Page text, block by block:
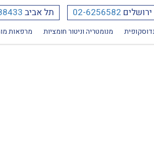
תל אביב ירושלים 02-6256582
מנומטריה וניטור חומציות מרפאות